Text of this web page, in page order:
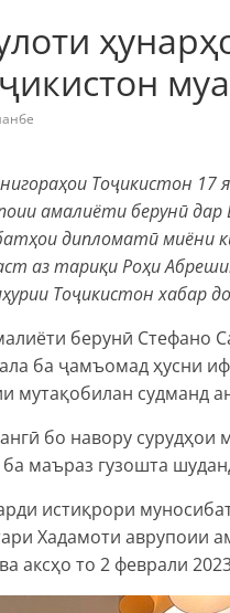
Тоҷикистон
амалиёти берунӣ
дипломатӣ миёни
аз тариқи Роҳи
Тоҷикистон хабар
берунӣ Стефано
ба ҷамъомад ҳусни
мутақобилан судманд
бо навору сурудҳои
маъраз гузошта
истиқрори
Хадамоти аврупоии
аксҳо то 2 феврали